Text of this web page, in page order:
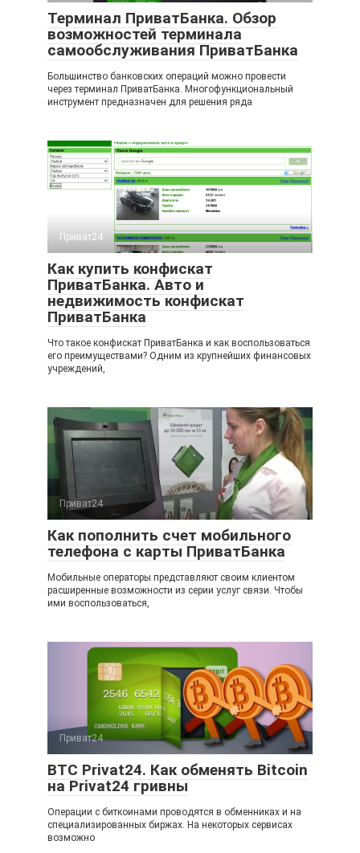
Терминал ПриватБанка. Обзор
возможностей терминала
самообслуживания ПриватБанка
Большинство банковских операций можно провести
через терминал ПриватБанка. Многофункциональный
инструмент предназначен для решения ряда
Приват24
Как купить конфискат
ПриватБанка. Авто и
недвижимость конфискат
ПриватБанка
Что такое конфискат ПриватБанка и как воспользоваться
его преимуществами? Одним из крупнейших финансовых
учреждений,
Приват24
Как пополнить счет мобильного
телефона с карты ПриватБанка
Мобильные операторы представляют своим клиентом
расширенные возможности из серии услуг связи. Чтобы
ими воспользоваться,
Приват24
BTC Privat24. Как обменять Bitcoin
на Privat24 гривны
Операции с биткоинами проводятся в обменниках и на
специализированных биржах. На некоторых сервисах
возможно